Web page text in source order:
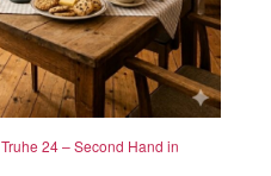
Truhe 24 – Second Hand in